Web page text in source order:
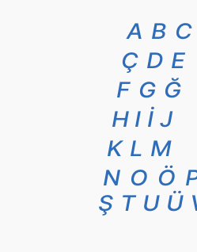
A B C
Ç D E
F G Ğ
H I İ J
K L M
N O Ö
Ş T U Ü